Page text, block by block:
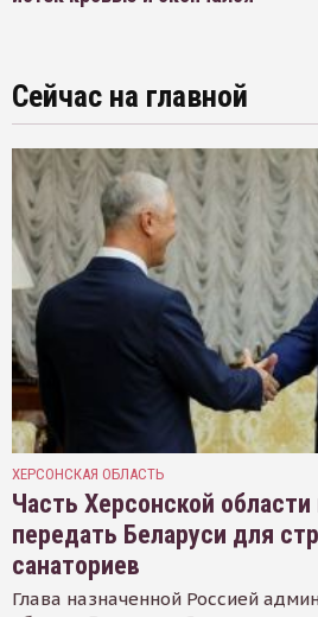
Сейчас на главной
ХЕРСОНСКАЯ ОБЛАСТЬ
Часть Херсонской
передать Беларуси для
санаториев
Глава назначенной Россией